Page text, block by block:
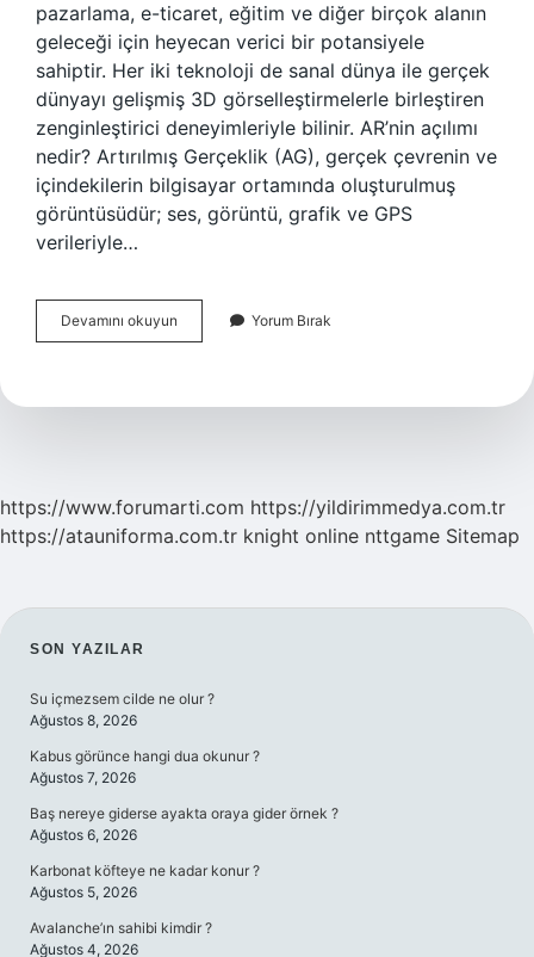
pazarlama, e-ticaret, eğitim ve diğer birçok alanın
geleceği için heyecan verici bir potansiyele
sahiptir. Her iki teknoloji de sanal dünya ile gerçek
dünyayı gelişmiş 3D görselleştirmelerle birleştiren
zenginleştirici deneyimleriyle bilinir. AR’nin açılımı
nedir? Artırılmış Gerçeklik (AG), gerçek çevrenin ve
içindekilerin bilgisayar ortamında oluşturulmuş
görüntüsüdür; ses, görüntü, grafik ve GPS
verileriyle…
Devamını okuyun
Ve
Nedir
Yorum Bırak
https://www.forumarti.com https://yildirimmedya.com.tr
https://atauniforma.com.tr knight online nttgame Sitemap
SIDEBAR
SON YAZILAR
Su içmezsem cilde ne olur ?
Ağustos 8, 2026
Kabus görünce hangi dua okunur ?
Ağustos 7, 2026
Baş nereye giderse ayakta oraya gider örnek ?
Ağustos 6, 2026
Karbonat köfteye ne kadar konur ?
Ağustos 5, 2026
Avalanche’ın sahibi kimdir ?
Ağustos 4, 2026